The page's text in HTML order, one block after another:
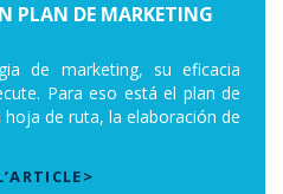
PLAN DE MARKETING
de marketing, su eficacia
Para eso está el plan de
de ruta, la elaboración de